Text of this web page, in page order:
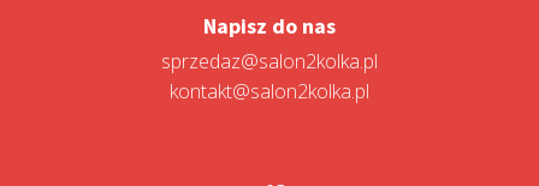
Napisz do nas
sprzedaz@salon2kolka.pl
kontakt@salon2kolka.pl